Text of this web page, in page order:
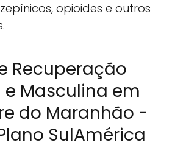
opioides e outros
Recuperação
e Masculina em
do Maranhão -
SulAmérica